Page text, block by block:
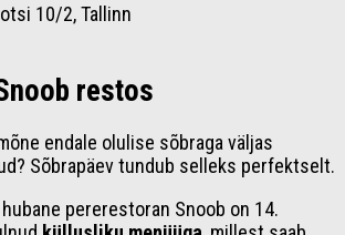
10/2, Tallinn
restos
endale olulise sõbraga väljas
Sõbrapäev tundub selleks perfektselt.
pererestoran Snoob on 14.